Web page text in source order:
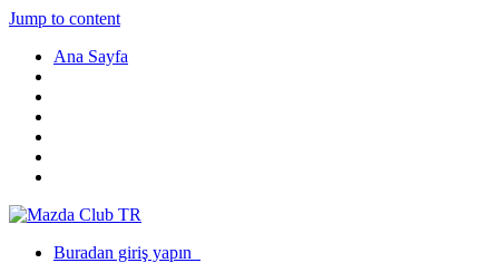
Jump to content
Ana Sayfa
Buradan giriş yapın